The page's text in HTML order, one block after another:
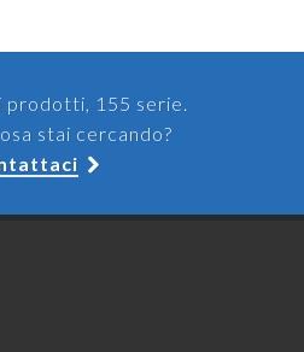
prodotti, 155 serie.
stai cercando?